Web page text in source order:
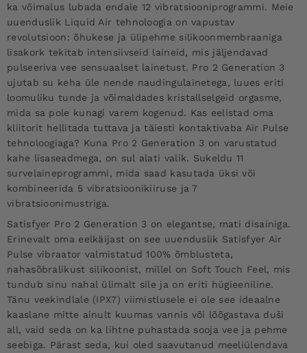
ka võimalus lubada endale 12 vibratsiooniprogrammi. Meie
uuenduslik Liquid Air tehnoloogia on vapustav
revolutsioon: õhukese ja ülipehme silikoonmembraaniga
lisakork tekitab intensiivseid laineid, mis jäljendavad
pulseeriva vee sensuaalset lainetust. Pro 2 Generation 3
ujutab su keha üle nende naudingulainetega, luues eriti
loomuliku tunde ja võimaldades kristallselgeid orgasme,
mida sa pole kunagi varem kogenud. Kas eelistad oma
kliitorit hellitada tuttava ja täiesti kontaktivaba Air Pulse
tehnoloogiaga? Kuna Pro 2 Generation 3 on varustatud
kahe lisaseadmega, on sul alati valik. Sukeldu 11
survelaineprogrammi, mida saad kasutada üksi või
kombineerida 5 vibratsioonikiiruse ja 7
vibratsioonimustriga.
Satisfyer Pro 2 Generation 3 on elegantse, mati disainiga.
Erinevalt oma eelkäijast on see uuenduslik Satisfyer Air
Pulse vibraator valmistatud 100% õmblusteta,
nahasõbralikust silikoonist, millel on Soft Touch Feel, mis
tundub sinu nahal ülimalt sile ja on eriti hügieeniline.
Tänu veekindlale (IPX7) viimistlusele ei ole see ideaalne
kaaslane mitte ainult kuumas vannis või lõõgastava duši
all, vaid seda on ka lihtne puhastada sooja vee ja pehme
seebiga. Pärast seda, kui oled saavutanud meeliülendava